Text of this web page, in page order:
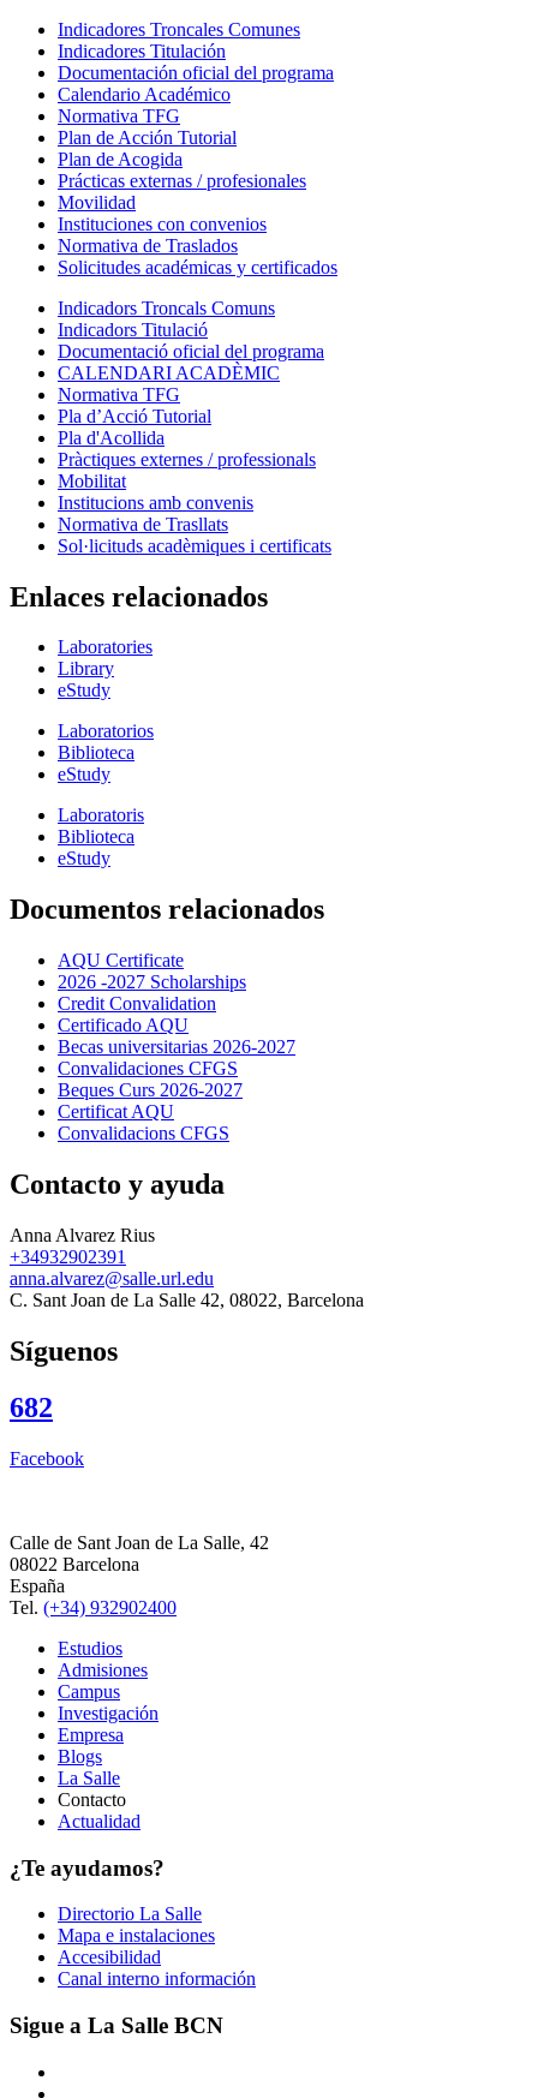
Indicadores Troncales Comunes
Indicadores Titulación
Documentación oficial del programa
Calendario Académico
Normativa TFG
Plan de Acción Tutorial
Plan de Acogida
Prácticas externas / profesionales
Movilidad
Instituciones con convenios
Normativa de Traslados
Solicitudes académicas y certificados
Indicadors Troncals Comuns
Indicadors Titulació
Documentació oficial del programa
CALENDARI ACADÈMIC
Normativa TFG
Pla d’Acció Tutorial
Pla d'Acollida
Pràctiques externes / professionals
Mobilitat
Institucions amb convenis
Normativa de Trasllats
Sol·licituds acadèmiques i certificats
Enlaces relacionados
Laboratories
Library
eStudy
Laboratorios
Biblioteca
eStudy
Laboratoris
Biblioteca
eStudy
Documentos relacionados
AQU Certificate
2026 -2027 Scholarships
Credit Convalidation
Certificado AQU
Becas universitarias 2026-2027
Convalidaciones CFGS
Beques Curs 2026-2027
Certificat AQU
Convalidacions CFGS
Contacto y ayuda
Anna Alvarez Rius
+34932902391
anna.alvarez@salle.url.edu
C. Sant Joan de La Salle 42, 08022, Barcelona
Síguenos
682
Facebook
Calle de Sant Joan de La Salle, 42
08022 Barcelona
España
Tel. (+34) 932902400
Estudios
Admisiones
Campus
Investigación
Empresa
Blogs
La Salle
Contacto
Actualidad
¿Te ayudamos?
Directorio La Salle
Mapa e instalaciones
Accesibilidad
Canal interno información
Sigue a La Salle BCN